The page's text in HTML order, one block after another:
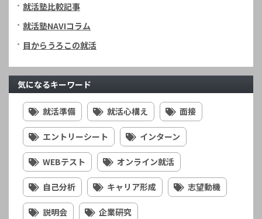
就活塾比較記事
就活塾NAVIコラム
目からうろこの就活
気になるキーワード
就活準備 就活心構え 面接
エントリーシート インターン
WEBテスト オンライン就活
自己分析 キャリア形成 志望動機
説明会 企業研究